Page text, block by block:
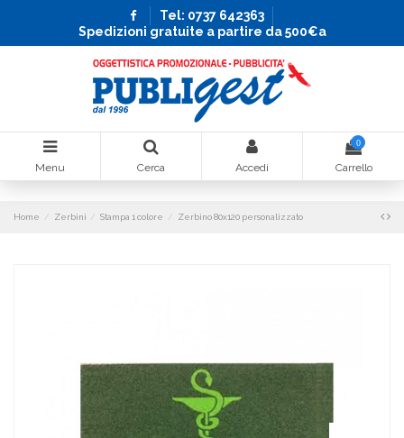
Tel: 0737 642363
Spedizioni gratuite a partire da 500€a
Menu Cerca Accedi
0
Carrello
Home Zerbini Stampa 1 colore Zerbino 80x120 personalizzato